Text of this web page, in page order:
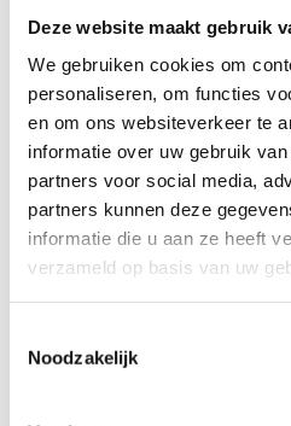
Deze website maakt gebruik
We gebruiken cookies om
personaliseren, om functies
en om ons websiteverkeer te
informatie over uw gebruik
partners voor social media,
partners kunnen deze
informatie die u aan ze heeft
verzameld op basis van uw
Noodzakelijk
langere route strekt zich uit tot
kan genieten van de bosrijke
De Mijnterril van Beringen, een
Limburgse
natuurreservaat. Deze heuvel,
open plekken, herbergt een
hellingen zijn dit vooral bosjes
meidoorn. Op de open plekken
zoals Sint-Janskruid, margriet en
plaatsje te veroveren. De vele
blauwvleugelsprinkhaan en de
menu van vogels zoals